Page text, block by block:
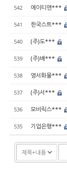
542 에이티앤***
541 한국스트***
540 (주)도***
539 (주)배***
538 영서화물***
537 (주)서***
536 모비릭스***
535 기업은행***